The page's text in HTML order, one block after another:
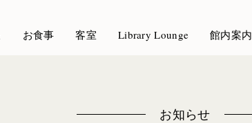
お食事 客室 Library Lounge 館内案内
お知らせ